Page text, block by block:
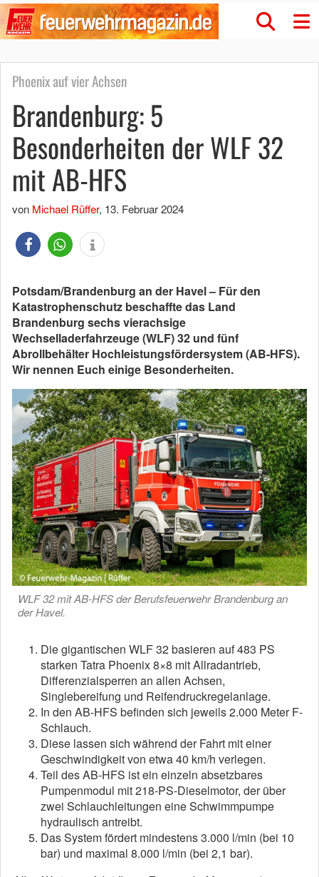
Phoenix auf vier Achsen
Brandenburg: 5
Besonderheiten der WLF 32
mit AB-HFS
von Michael Rüffer, 13. Februar 2024
Potsdam/Brandenburg an der Havel – Für den
Katastrophenschutz beschaffte das Land
Brandenburg sechs vierachsige
Wechselladerfahrzeuge (WLF) 32 und fünf
Abrollbehälter Hochleistungsfördersystem (AB-HFS).
Wir nennen Euch einige Besonderheiten.
WLF 32 mit AB-HFS der Berufsfeuerwehr Brandenburg an
der Havel.
Die gigantischen WLF 32 basieren auf 483 PS
starken Tatra Phoenix 8×8 mit Allradantrieb,
Differenzialsperren an allen Achsen,
Singlebereifung und Reifendruckregelanlage.
In den AB-HFS befinden sich jeweils 2.000 Meter F-
Schlauch.
Diese lassen sich während der Fahrt mit einer
Geschwindigkeit von etwa 40 km/h verlegen.
Teil des AB-HFS ist ein einzeln absetzbares
Pumpenmodul mit 218-PS-Dieselmotor, der über
zwei Schlauchleitungen eine Schwimmpumpe
hydraulisch antreibt.
Das System fördert mindestens 3.000 l/min (bei 10
bar) und maximal 8.000 l/min (bei 2,1 bar).